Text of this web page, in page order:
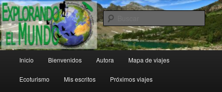
Ir
al
contenido
principal
Ir
al
contenido
secundarioExplorando el Mundo
principal
Inicio Bienvenidos Autora Mapa de viajes
Ecoturismo Mis escritos Próximos viajes